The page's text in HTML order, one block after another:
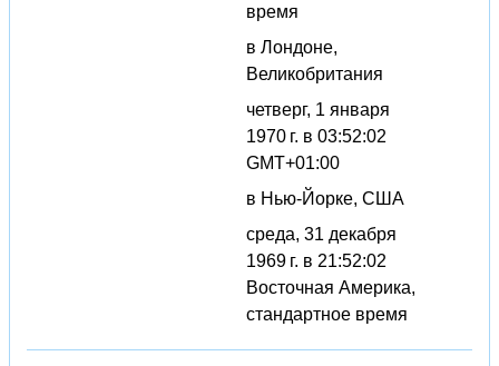
время
в Лондоне,
Великобритания
четверг, 1 января
1970 г. в 03:52:02
GMT+01:00
в Нью-Йорке, США
среда, 31 декабря
1969 г. в 21:52:02
Восточная Америка,
стандартное время